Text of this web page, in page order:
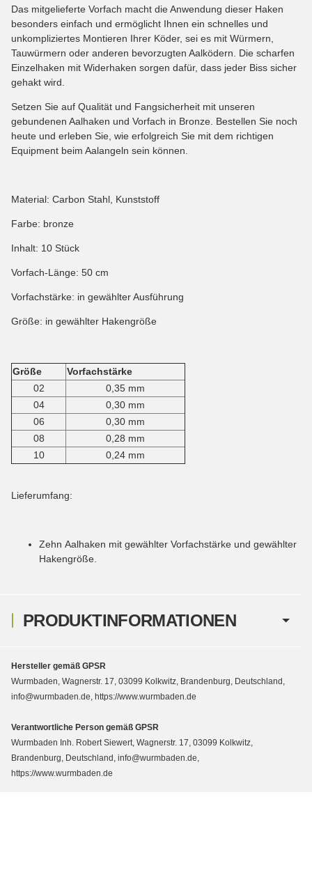
PRODUKTINFORMATIONEN
Das mitgelieferte Vorfach macht die Anwendung dieser Haken
besonders einfach und ermöglicht Ihnen ein schnelles und
unkompliziertes Montieren Ihrer Köder, sei es mit Würmern,
Tauwürmern oder anderen bevorzugten Aalködern. Die scharfen
Einzelhaken mit Widerhaken sorgen dafür, dass jeder Biss sicher
gehakt wird.
Setzen Sie auf Qualität und Fangsicherheit mit unseren
gebundenen Aalhaken und Vorfach in Bronze. Bestellen Sie noch
heute und erleben Sie, wie erfolgreich Sie mit dem richtigen
Equipment beim Aalangeln sein können.
Material: Carbon Stahl, Kunststoff
Farbe: bronze
Inhalt: 10 Stück
Vorfach-Länge: 50 cm
Vorfachstärke: in gewählter Ausführung
Größe: in gewählter Hakengröße
Größe
Vorfachstärke
02
0,35 mm
04
0,30 mm
06
0,30 mm
08
0,28 mm
10
0,24 mm
Lieferumfang:
Zehn Aalhaken mit gewählter Vorfachstärke und gewählter
Hakengröße.
Hersteller gemäß GPSR
Wurmbaden, Wagnerstr. 17, 03099 Kolkwitz, Brandenburg, Deutschland,
info@wurmbaden.de, https://www.wurmbaden.de
Verantwortliche Person gemäß GPSR
Wurmbaden Inh. Robert Siewert, Wagnerstr. 17, 03099 Kolkwitz,
Brandenburg, Deutschland, info@wurmbaden.de,
https://www.wurmbaden.de